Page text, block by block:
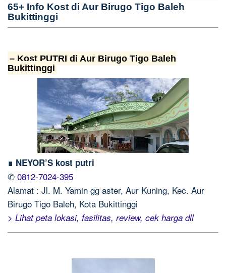
65+ Info Kost di Aur Birugo Tigo Baleh
Bukittinggi
– Kost PUTRI di Aur Birugo Tigo Baleh
Bukittinggi
∎ NEYOR’S kost putri
✆ 0812-7024-395
Alamat : Jl. M. Yamin gg aster, Aur Kuning, Kec. Aur
Birugo Tigo Baleh, Kota Bukittinggi
> Lihat peta lokasi, fasilitas, review, cek harga dll